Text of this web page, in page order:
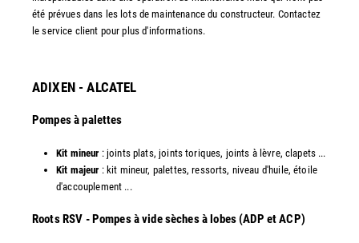
été prévues dans les lots de maintenance du constructeur. Contactez
le service client pour plus d'informations.
ADIXEN - ALCATEL
Pompes à palettes
Kit mineur : joints plats, joints toriques, joints à lèvre, clapets ...
Kit majeur : kit mineur, palettes, ressorts, niveau d'huile, étoile
d'accouplement ...​
​Roots RSV - Pompes à vide sèches à lobes (ADP et ACP)